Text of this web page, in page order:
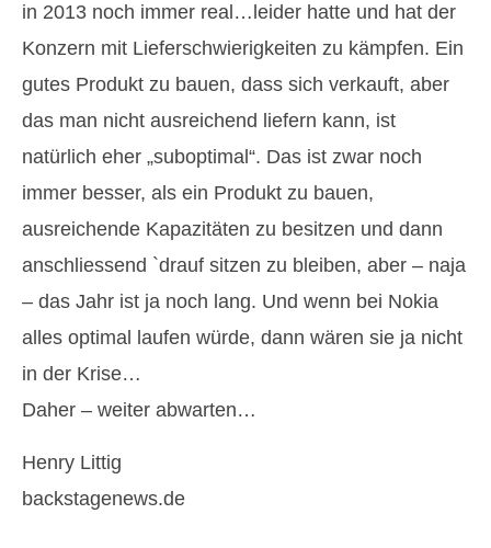
in 2013 noch immer real…leider hatte und hat der
Konzern mit Lieferschwierigkeiten zu kämpfen. Ein
gutes Produkt zu bauen, dass sich verkauft, aber
das man nicht ausreichend liefern kann, ist
natürlich eher „suboptimal“. Das ist zwar noch
immer besser, als ein Produkt zu bauen,
ausreichende Kapazitäten zu besitzen und dann
anschliessend `drauf sitzen zu bleiben, aber – naja
– das Jahr ist ja noch lang. Und wenn bei Nokia
alles optimal laufen würde, dann wären sie ja nicht
in der Krise…
Daher – weiter abwarten…
Henry Littig
backstagenews.de